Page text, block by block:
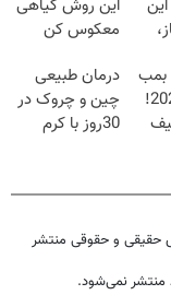
این
این روش گیاهی
معکوس کن
بمب
جوانساز 2026!
درمان طبیعی
چین و چروک در
30روز با کرم
حقیقی و حقوقی منتشر
منتشر نمی‌شود.